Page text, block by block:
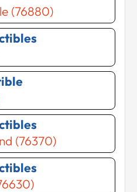
(76880)
(76370)